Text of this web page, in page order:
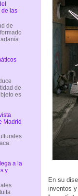
En su
inventos
de las
de
de
es
Madrid
a la
y